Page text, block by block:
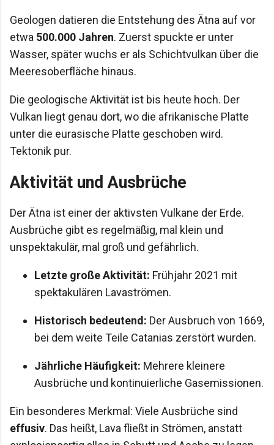
Geologen datieren die Entstehung des Ätna auf vor
etwa 500.000 Jahren. Zuerst spuckte er unter
Wasser, später wuchs er als Schichtvulkan über die
Meeresoberfläche hinaus.
Die geologische Aktivität ist bis heute hoch. Der
Vulkan liegt genau dort, wo die afrikanische Platte
unter die eurasische Platte geschoben wird.
Tektonik pur.
Aktivität und Ausbrüche
Der Ätna ist einer der aktivsten Vulkane der Erde.
Ausbrüche gibt es regelmäßig, mal klein und
unspektakulär, mal groß und gefährlich.
Letzte große Aktivität: Frühjahr 2021 mit
spektakulären Lavaströmen.
Historisch bedeutend: Der Ausbruch von 1669,
bei dem weite Teile Catanias zerstört wurden.
Jährliche Häufigkeit: Mehrere kleinere
Ausbrüche und kontinuierliche Gasemissionen.
Ein besonderes Merkmal: Viele Ausbrüche sind
effusiv. Das heißt, Lava fließt in Strömen, anstatt